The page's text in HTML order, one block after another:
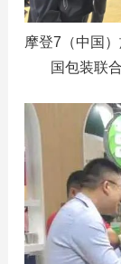
摩登7（中国
国包装联